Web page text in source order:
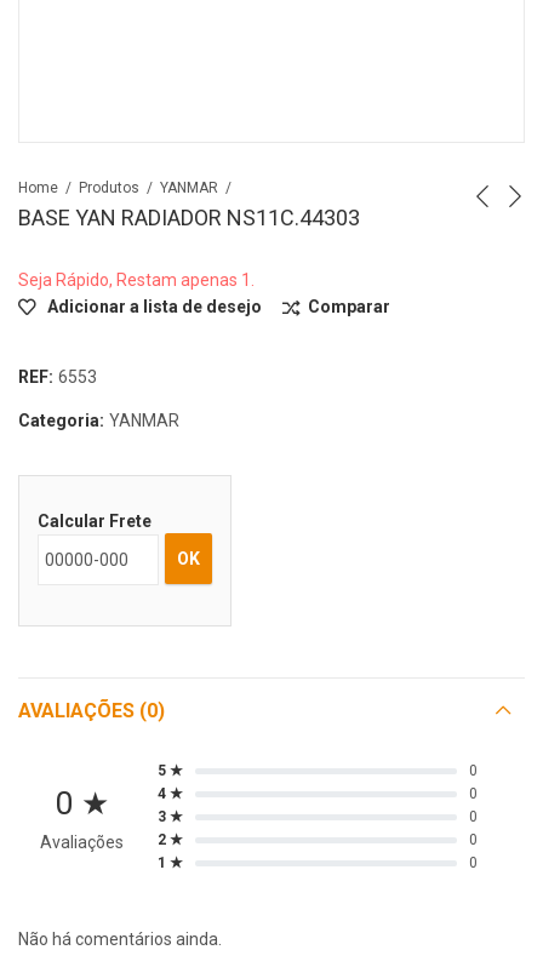
Home Produtos YANMAR
BASE YAN RADIADOR NS11C.44303
Seja Rápido, Restam apenas 1.
Adicionar a lista de desejo
Comparar
REF: 6553
Categoria: YANMAR
Calcular Frete
OK
AVALIAÇÕES (0)
0 ★
Avaliações
5 ★
0
4 ★
0
3 ★
0
2 ★
0
1 ★
0
Não há comentários ainda.